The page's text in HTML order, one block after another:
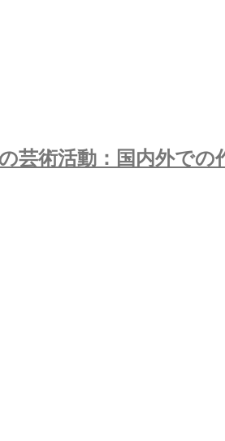
芸術活動：国内外での